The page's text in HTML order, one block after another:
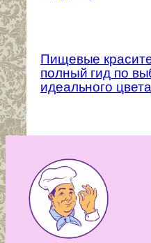
Пищевые
полный гид по
идеального цвета